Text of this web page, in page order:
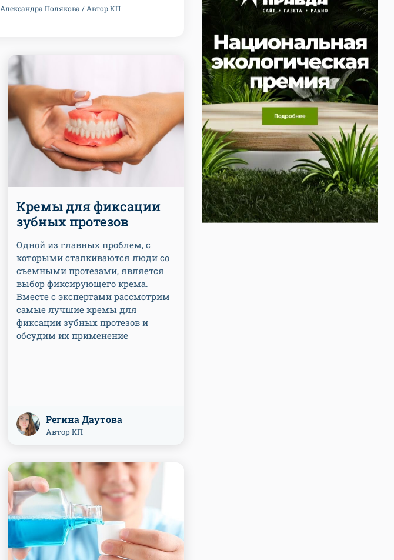
Александра Полякова / Автор КП
Кремы для фиксации
зубных протезов
Одной из главных проблем, с
которыми сталкиваются люди со
съемными протезами, является
выбор фиксирующего крема.
Вместе с экспертами рассмотрим
самые лучшие кремы для
фиксации зубных протезов и
обсудим их применение
Регина Даутова
Автор КП